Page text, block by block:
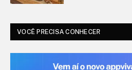
VOCÊ PRECISA CONHECER